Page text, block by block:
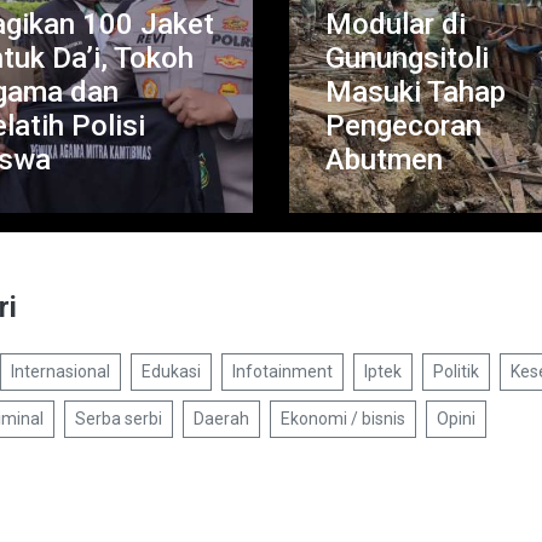
di
Tahap
07:09:13
Geger Bandara
Leipzig, Drone
Bersenjata
Terlibat
Internasional Edukasi Infotainment Iptek Politik
Serba serbi Daerah Ekonomi / bisnis Opini